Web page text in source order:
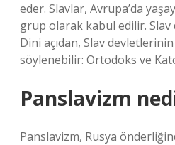
eder. Slavlar, Avrupa’da
grup olarak kabul edilir.
Dini açıdan, Slav
söylenebilir: Ortodoks ve
Panslavizm
Panslavizm, Rusya